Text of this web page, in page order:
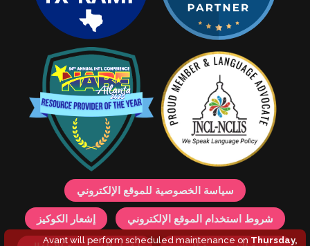
سياسة الخصوصية للموقع الإلكتروني
شروط استخدام الموقع الإلكتروني إشعار الكوكيز
Avant will perform scheduled maintenance on Thursday,